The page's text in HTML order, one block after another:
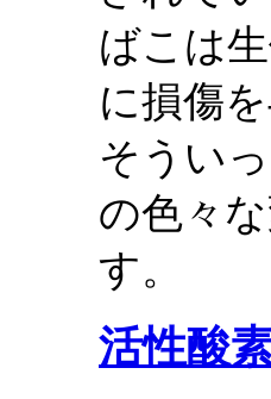
ばこは
に損傷
そうい
の色々
す。
活性酸